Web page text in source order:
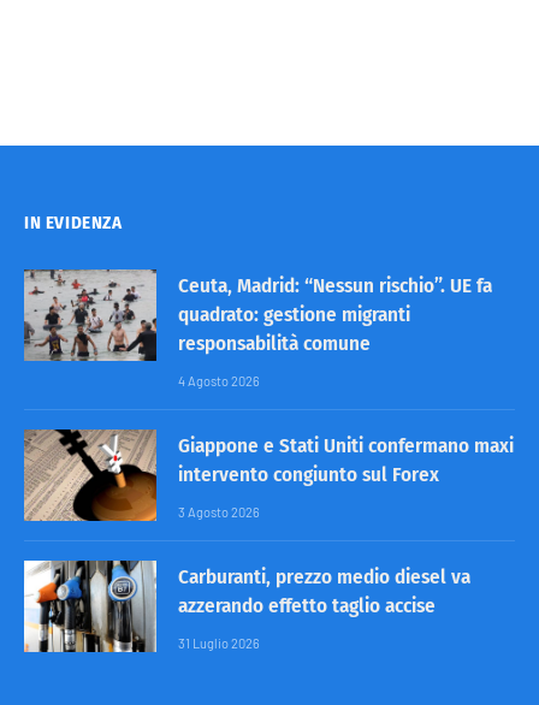
IN EVIDENZA
Ceuta, Madrid: “Nessun rischio”. UE fa
quadrato: gestione migranti
responsabilità comune
4 Agosto 2026
Giappone e Stati Uniti confermano maxi
intervento congiunto sul Forex
3 Agosto 2026
Carburanti, prezzo medio diesel va
azzerando effetto taglio accise
31 Luglio 2026